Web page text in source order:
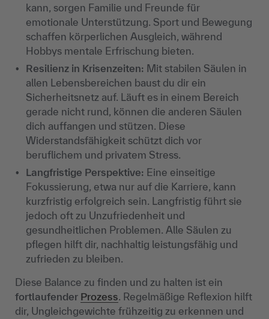
kann, sorgen Familie und Freunde für
emotionale Unterstützung. Sport und Bewegung
schaffen körperlichen Ausgleich, während
Hobbys mentale Erfrischung bieten.
Resilienz in Krisenzeiten: Mit stabilen Säulen in
allen Lebensbereichen baust du dir ein
Sicherheitsnetz auf. Läuft es in einem Bereich
gerade nicht rund, können die anderen Säulen
dich auffangen und stützen. Diese
Widerstandsfähigkeit schützt dich vor
beruflichem und privatem Stress.
Langfristige Perspektive: Eine einseitige
Fokussierung, etwa nur auf die Karriere, kann
kurzfristig erfolgreich sein. Langfristig führt sie
jedoch oft zu Unzufriedenheit und
gesundheitlichen Problemen. Alle Säulen zu
pflegen hilft dir, nachhaltig leistungsfähig und
zufrieden zu bleiben.
Diese Balance zu finden und zu halten ist ein
fortlaufender Prozess. Regelmäßige Reflexion hilft
dir, Ungleichgewichte frühzeitig zu erkennen und